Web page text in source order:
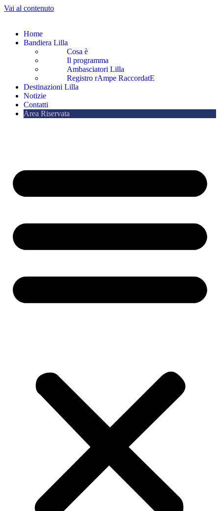
Vai al contenuto
Home
Bandiera Lilla
Cosa è
Il programma
Ambasciatori Lilla
Registro rAmpe RaccordatE
Destinazioni Lilla
Notizie
Contatti
Area Riservata